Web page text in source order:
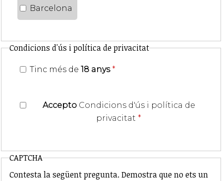
Barcelona
Condicions d'ús i política de privacitat
Tinc més de 18 anys *
Accepto Condicions d'ús i política de
privacitat *
CAPTCHA
Contesta la següent pregunta. Demostra que no ets un